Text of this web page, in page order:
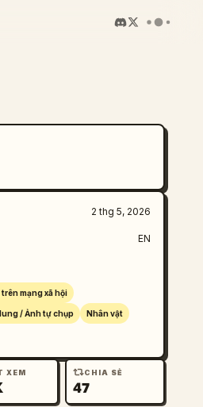
2 thg 5, 2026
EN
trên mạng xã hội
/ Ảnh tự chụp Nhân vật
XEM CHIA SẺ
47